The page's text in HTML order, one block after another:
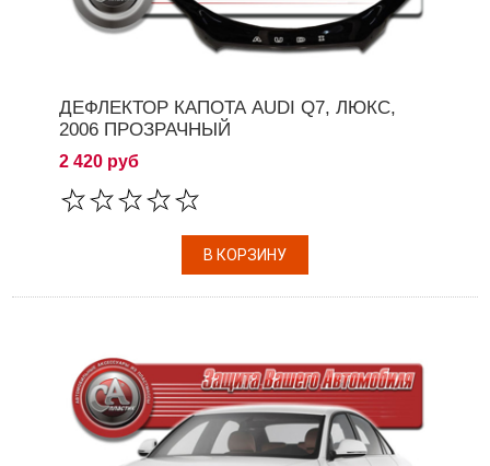
ДЕФЛЕКТОР КАПОТА AUDI Q7, ЛЮКС,
2006 ПРОЗРАЧНЫЙ
2 420 руб